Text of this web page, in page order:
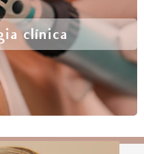
clínica